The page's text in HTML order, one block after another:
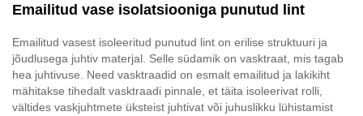
Emailitud vase isolatsiooniga punutud lint
Emailitud vasest isoleeritud punutud lint on erilise struktuuri ja
jõudlusega juhtiv materjal. Selle südamik on vasktraat, mis tagab
hea juhtivuse. Need vasktraadid on esmalt emailitud ja lakikiht
mähitakse tihedalt vasktraadi pinnale, et täita isoleerivat rolli,
vältides vaskjuhtmete üksteist juhtivat või juhuslikku lühistamist